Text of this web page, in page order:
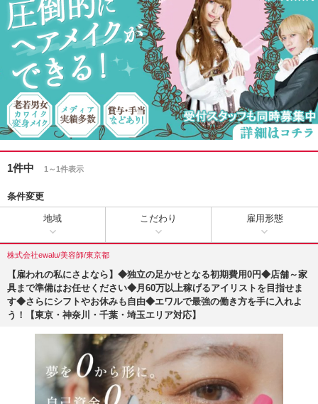
1件中 1～1件表示
条件変更
地域 こだわり 雇用形態
株式会社ewalu/美容師/東京都
【雇われの私にさよなら】◆独立の足かせとなる初期費用0円◆店舗～家
具まで準備はお任せください◆月60万以上稼げるアイリストを目指せま
す◆さらにシフトやお休みも自由◆エワルで最強の働き方を手に入れよ
う！【東京・神奈川・千葉・埼玉エリア対応】